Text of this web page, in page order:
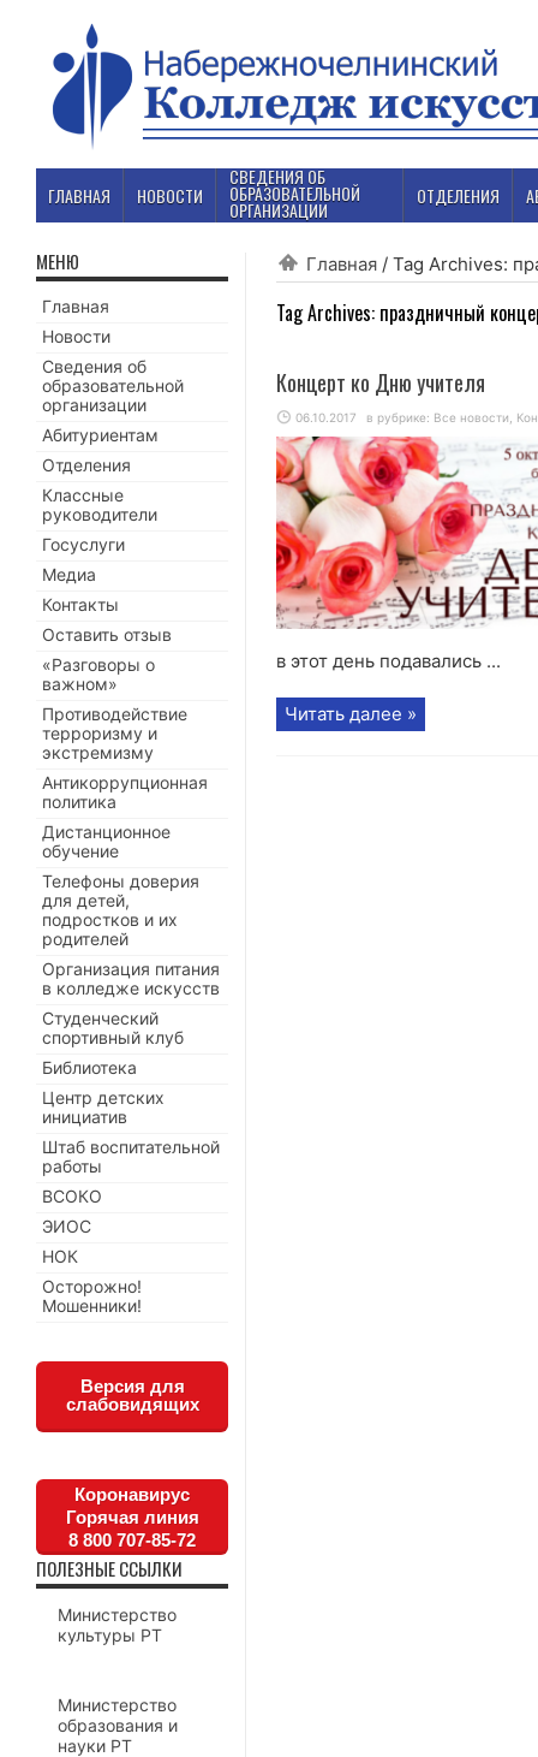
ГЛАВНАЯ НОВОСТИ
СВЕДЕНИЯ ОБ
ОБРАЗОВАТЕЛЬНОЙ
ОРГАНИЗАЦИИ
ОТДЕЛЕНИЯ
Главная / Tag Archives:
Tag Archives: праздничный
Концерт ко Дню учителя
06.10.2017 в рубрике: Все новости
в этот день подавались ...
Читать далее »
МЕНЮ
Главная
Новости
Сведения об
образовательной
организации
Абитуриентам
Отделения
Классные
руководители
Госуслуги
Медиа
Контакты
Оставить отзыв
«Разговоры о
важном»
Противодействие
терроризму и
экстремизму
Антикоррупционная
политика
Дистанционное
обучение
Телефоны доверия
для детей,
подростков и их
родителей
Организация питания
в колледже искусств
Студенческий
спортивный клуб
Библиотека
Центр детских
инициатив
Штаб воспитательной
работы
ВСОКО
ЭИОС
НОК
Осторожно!
Мошенники!
Версия для
слабовидящих
Коронавирус
Горячая линия
8 800 707-85-72
ПОЛЕЗНЫЕ ССЫЛКИ
Министерство
культуры РТ
Министерство
образования и
науки РТ